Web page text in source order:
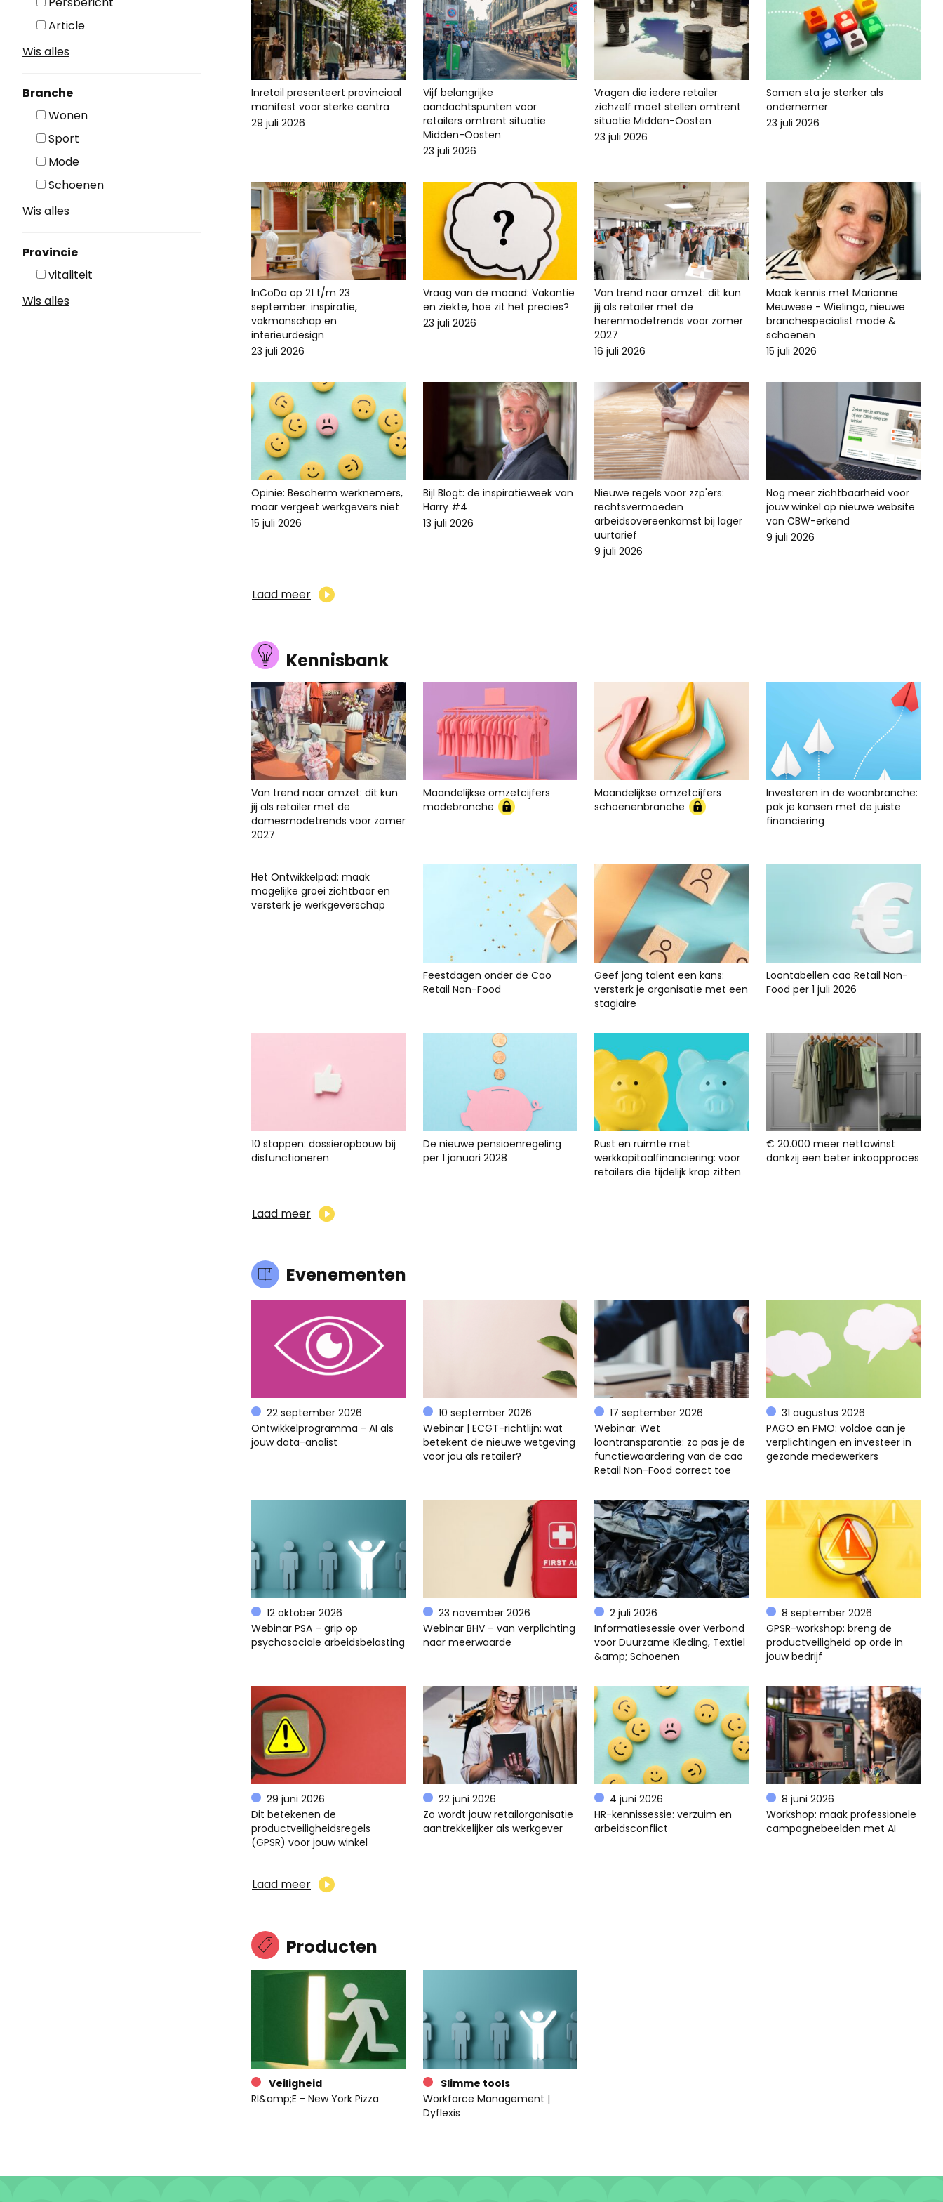
Article
Wis alles
Branche
Wonen
Sport
Mode
Schoenen
Wis alles
Provincie
vitaliteit
Wis alles
Inretail presenteert provinciaal
manifest voor sterke centra
29 juli 2026
Vijf belangrijke
aandachtspunten voor
retailers omtrent situatie
Midden-Oosten
23 juli 2026
Vragen die iedere retailer
zichzelf moet stellen omtrent
situatie Midden-Oosten
23 juli 2026
Samen sta je sterker als
ondernemer
23 juli 2026
InCoDa op 21 t/m 23
september: inspiratie,
vakmanschap en
interieurdesign
23 juli 2026
Vraag van de maand: Vakantie
en ziekte, hoe zit het precies?
23 juli 2026
Van trend naar omzet: dit kun
jij als retailer met de
herenmodetrends voor zomer
2027
16 juli 2026
Maak kennis met Marianne
Meuwese - Wielinga, nieuwe
branchespecialist mode &
schoenen
15 juli 2026
Opinie: Bescherm werknemers,
maar vergeet werkgevers niet
15 juli 2026
Bijl Blogt: de inspiratieweek van
Harry #4
13 juli 2026
Nieuwe regels voor zzp'ers:
rechtsvermoeden
arbeidsovereenkomst bij lager
uurtarief
9 juli 2026
Nog meer zichtbaarheid voor
jouw winkel op nieuwe website
van CBW-erkend
9 juli 2026
Laad meer
Kennisbank
Van trend naar omzet: dit kun
jij als retailer met de
damesmodetrends voor zomer
2027
Maandelijkse omzetcijfers
modebranche
Maandelijkse omzetcijfers
schoenenbranche
Investeren in de woonbranche:
pak je kansen met de juiste
financiering
Het Ontwikkelpad: maak
mogelijke groei zichtbaar en
versterk je werkgeverschap
Feestdagen onder de Cao
Retail Non-Food
Geef jong talent een kans:
versterk je organisatie met een
stagiaire
Loontabellen cao Retail Non-
Food per 1 juli 2026
10 stappen: dossieropbouw bij
disfunctioneren
De nieuwe pensioenregeling
per 1 januari 2028
Rust en ruimte met
werkkapitaalfinanciering: voor
retailers die tijdelijk krap zitten
€ 20.000 meer nettowinst
dankzij een beter inkoopproces
Laad meer
Evenementen
22 september 2026
Ontwikkelprogramma - AI als
jouw data-analist
10 september 2026
Webinar | ECGT-richtlijn: wat
betekent de nieuwe wetgeving
voor jou als retailer?
17 september 2026
Webinar: Wet
loontransparantie: zo pas je de
functiewaardering van de cao
Retail Non-Food correct toe
31 augustus 2026
PAGO en PMO: voldoe aan je
verplichtingen en investeer in
gezonde medewerkers
12 oktober 2026
Webinar PSA – grip op
psychosociale arbeidsbelasting
23 november 2026
Webinar BHV – van verplichting
naar meerwaarde
2 juli 2026
Informatiesessie over Verbond
voor Duurzame Kleding, Textiel
&amp; Schoenen
8 september 2026
GPSR-workshop: breng de
productveiligheid op orde in
jouw bedrijf
29 juni 2026
Dit betekenen de
productveiligheidsregels
(GPSR) voor jouw winkel
22 juni 2026
Zo wordt jouw retailorganisatie
aantrekkelijker als werkgever
4 juni 2026
HR-kennissessie: verzuim en
arbeidsconflict
8 juni 2026
Workshop: maak professionele
campagnebeelden met AI
Laad meer
Producten
Veiligheid
RI&amp;E - New York Pizza
Slimme tools
Workforce Management |
Dyflexis